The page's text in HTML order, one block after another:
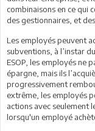
combinaisons en ce qui
des gestionnaires, et
Les employés peuvent
subventions, à l’instar
ESOP, les employés ne
épargne, mais ils
progressivement
extrême, les employés
actions avec seulement
lorsqu'un employé